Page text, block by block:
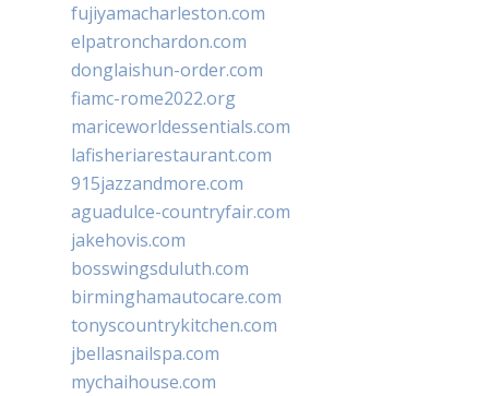
fujiyamacharleston.com
elpatronchardon.com
donglaishun-order.com
fiamc-rome2022.org
mariceworldessentials.com
lafisheriarestaurant.com
915jazzandmore.com
aguadulce-countryfair.com
jakehovis.com
bosswingsduluth.com
birminghamautocare.com
tonyscountrykitchen.com
jbellasnailspa.com
mychaihouse.com